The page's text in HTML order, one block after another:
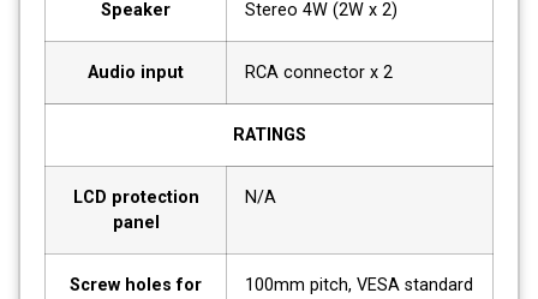
Speaker Stereo 4W (2W x 2)
Audio input RCA connector x 2
RATINGS
LCD protection
panel
N/A
Screw holes for
100mm pitch, VESA standard